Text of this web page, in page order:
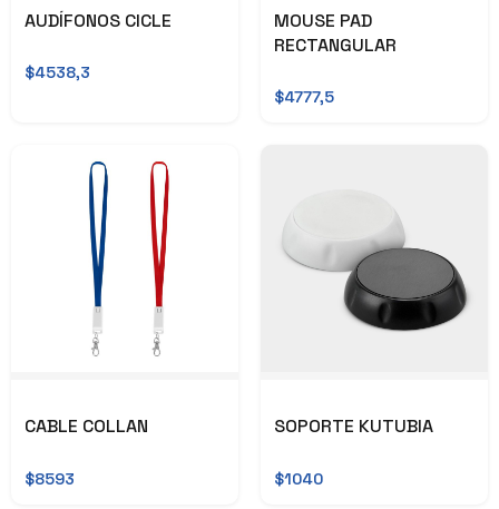
AUDÍFONOS CICLE
$4538,3
MOUSE PAD
RECTANGULAR
$4777,5
CABLE COLLAN
$8593
SOPORTE KUTUBIA
$1040